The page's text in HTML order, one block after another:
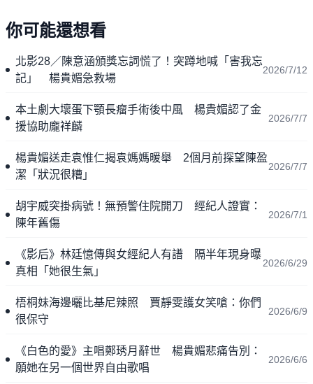
你可能還想看
北影28／陳意涵頒獎忘詞慌了！突蹲地喊「害我忘
記」 楊貴媚急救場
2026/7/12
本土劇大壞蛋下顎長瘤手術後中風 楊貴媚認了金
援協助龐祥麟
2026/7/7
楊貴媚送走袁惟仁揭袁媽媽暖舉 2個月前探望陳盈
潔「狀況很糟」
2026/7/7
胡宇威突掛病號！無預警住院開刀 經紀人證實：
陳年舊傷
2026/7/1
《影后》林廷憶傳與女經紀人有譜 隔半年現身曝
真相「她很生氣」
2026/6/29
梧桐妹海邊曬比基尼辣照 賈靜雯護女笑嗆：你們
很保守
2026/6/9
《白色的愛》主唱鄭琇月辭世 楊貴媚悲痛告別：
願她在另一個世界自由歌唱
2026/6/6